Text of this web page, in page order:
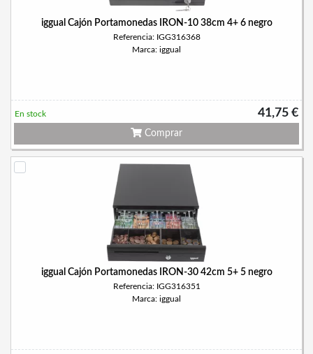
iggual Cajón Portamonedas IRON-10 38cm 4+ 6 negro
Referencia: IGG316368
Marca: iggual
41,75 €
En stock
Comprar
iggual Cajón Portamonedas IRON-30 42cm 5+ 5 negro
Referencia: IGG316351
Marca: iggual